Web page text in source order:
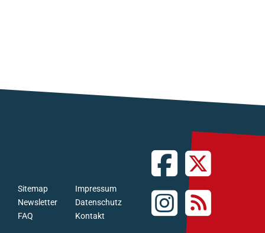
FAQ
Newsletter
Sitemap
Kontakt
Datenschutz
Impressum